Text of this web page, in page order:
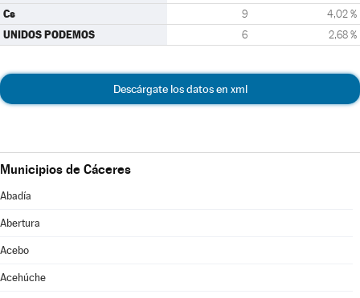
Cs 9 4,02 %
UNIDOS PODEMOS 6 2,68 %
Descárgate los datos en xml
Municipios de Cáceres
Abadía
Abertura
Acebo
Acehúche